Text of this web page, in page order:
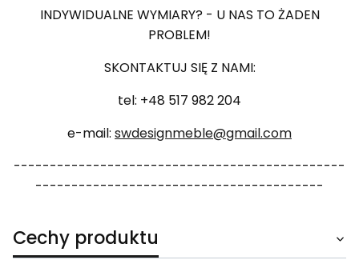
INDYWIDUALNE WYMIARY? - U NAS TO ŻADEN
PROBLEM!
SKONTAKTUJ SIĘ Z NAMI:
tel: +48 517 982 204
e-mail: swdesignmeble@gmail.com
----------------------------------------------
----------------------------------------
Cechy produktu